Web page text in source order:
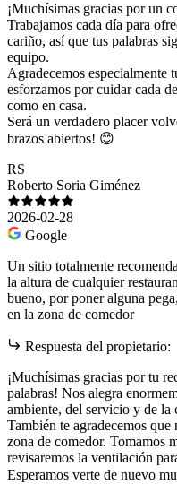
¡Muchísimas gracias por un
Trabajamos cada día para
cariño, así que tus palabras
equipo.
Agradecemos
esforzamos por cuidar cada
como en casa.
Será un verdadero placer
brazos abiertos! 😊
RS
Roberto Soria Giménez
2026-02-28
Google
Un sitio totalmente
la altura de cualquier
bueno, por poner alguna
en la zona de comedor
Respuesta del propietario:
¡Muchísimas gracias por tu
palabras! Nos alegra
ambiente, del servicio y de la
También te agradecemos
zona de comedor. Tomamos
revisaremos la ventilación
Esperamos verte de nuevo